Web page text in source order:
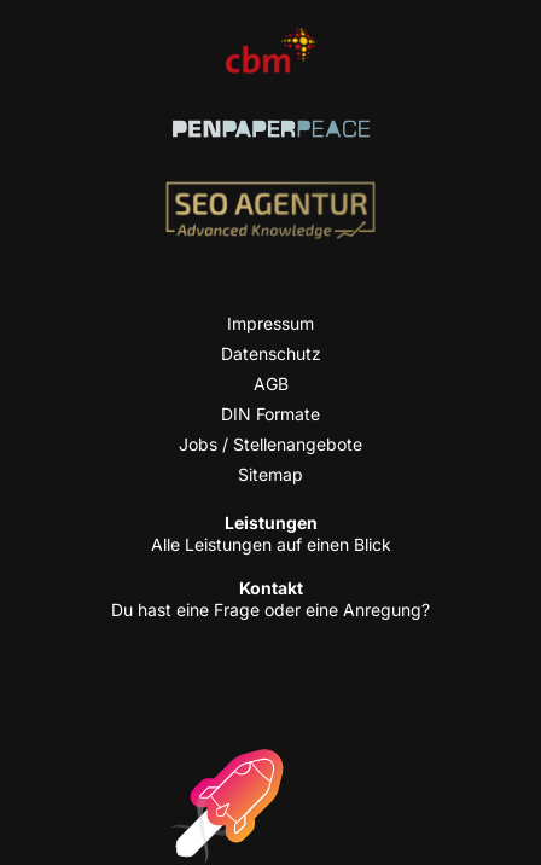
Impres­sum
Daten­schutz
AGB
DIN For­ma­te
Jobs / Stellenangebote
Site­map
Leis­tun­gen
Alle Leis­tun­gen auf einen Blick
Kon­takt
Du hast eine Fra­ge oder eine Anregung?